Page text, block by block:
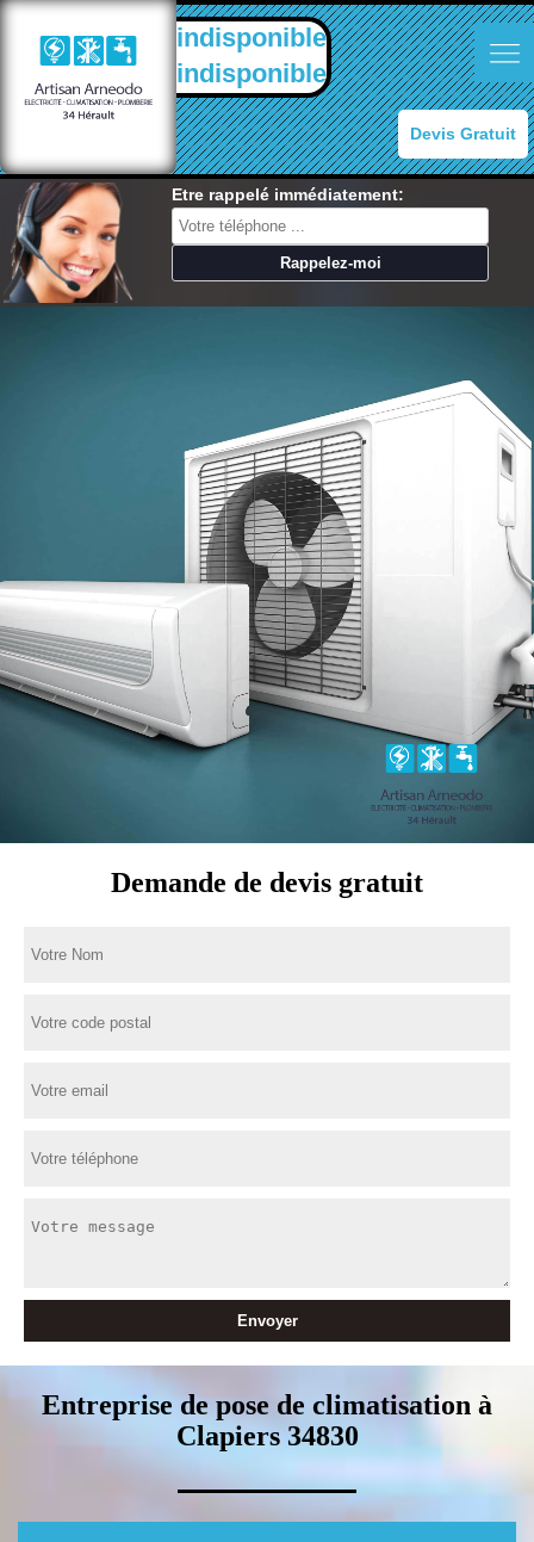
indisponible
indisponible
Devis Gratuit
Etre rappelé immédiatement:
Demande de devis gratuit
Entreprise de pose de climatisation à
Clapiers 34830